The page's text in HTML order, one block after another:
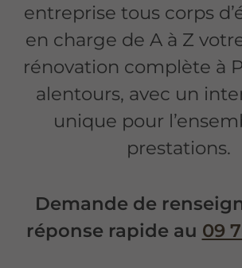
entreprise tous corps
en charge de A à Z
rénovation complète à
alentours, avec un
unique pour
prestations.
Demande de
réponse rapide au 09